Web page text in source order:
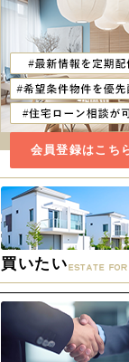
会員登録はこち
買いたい